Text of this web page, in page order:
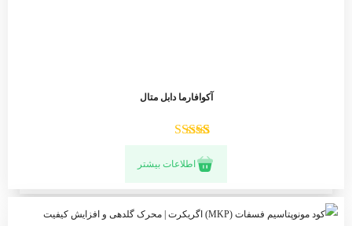
آکوافارما دابل متال
5
از 5 در
مشتری
اطلاعات بیشتر